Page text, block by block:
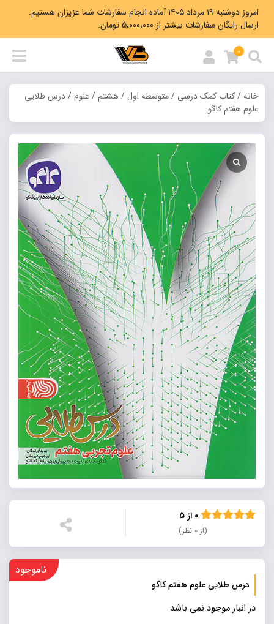
امروز دوشنبه ۱۹ مرداد ۱۴۰۵ آماده انجام سفارشات شما عزیزان هستیم.
ارسال رایگان سفارشات بیشتر از 5،000،000 تومان.
0
خانه/کتاب کمک درسی /متوسطه اول/هشتم/ علوم/ درس طلایی
علوم هفتم کاگو
(از ۰ نظر)
درس طلایی علوم هفتم کاگو
ناموجود
در انبار موجود نمی باشد